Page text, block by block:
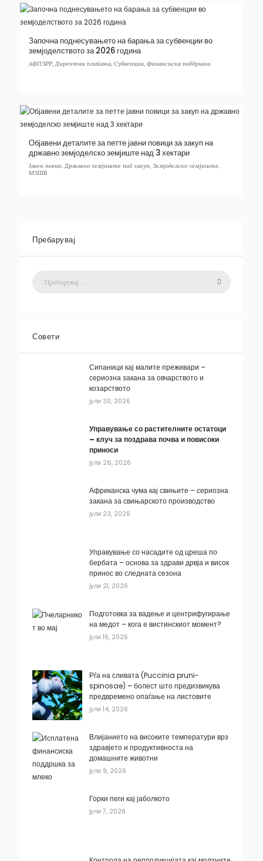
Започна поднесувањето на барања за субвенции во
земјоделството за 2026 година
АФПЗРР, Директни плаќања, Субвенции, Финансиска поддршка
Објавени деталите за петте јавни повици за закуп на
државно земјоделско земјиште над 3 хектари
Јавен повик, Државно земјиште под закуп, Земјоделско земјиште,
МЗШВ
Пребарувај
Совети
Сипаници кај малите преживари –
сериозна закана за овчарството и
козарството
јули 30, 2026
Управување со растителните остатоци
– клуч за поздрава почва и повисоки
приноси
јули 28, 2026
Африканска чума кај свињите – сериозна
закана за свињарското производство
јули 23, 2026
Управување со насадите од цреша по
бербата – основа за здрави дрвја и висок
принос во следната сезона
јули 21, 2026
Подготовка за вадење и центрифугирање
на медот – кога е вистинскиот момент?
јули 16, 2026
Рѓа на сливата (Puccinia pruni-
spinosae) – болест што предизвикува
предвремено опаѓање на листовите
јули 14, 2026
Влијанието на високите температури врз
здравјето и продуктивноста на
домашните животни
јули 9, 2026
Горки пеги кај јаболкото
јули 7, 2026